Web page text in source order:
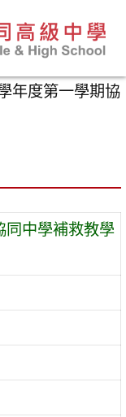
年度第一學期協
同中學補救教學